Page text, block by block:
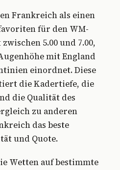
Frankreich als einen
für den WM-
5.00 und 7.00,
mit England
einordnet. Diese
die Kadertiefe, die
die Qualität des
zu anderen
das beste
und Quote.
Wetten auf bestimmte